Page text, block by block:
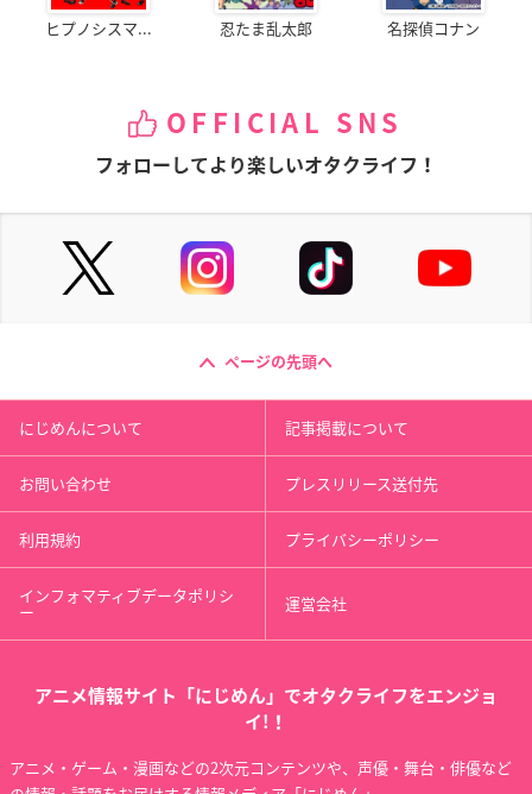
ヒプノシスマ... 忍たま乱太郎 名探偵コナン
OFFICIAL SNS
フォローしてより楽しいオタクライフ！
ページの先頭へ
にじめんについて 記事掲載について
お問い合わせ プレスリリース送付先
利用規約 プライバシーポリシー
インフォマティブデータポリシ
ー 運営会社
アニメ情報サイト「にじめん」でオタクライフをエンジョ
イ!！
アニメ・ゲーム・漫画などの2次元コンテンツや、声優・舞台・俳優など